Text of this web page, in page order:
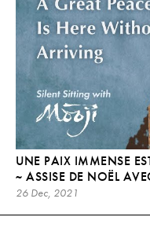
UNE PAIX IMMENSE
~ ASSISE DE NOËL
26 Dec, 2021